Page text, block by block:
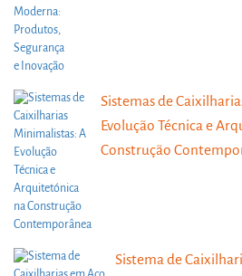
Sistemas de
Evolução Técnica e
Construção
Sistema de